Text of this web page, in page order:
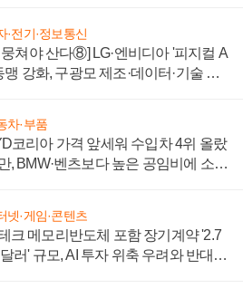
·전기·정보통신
뭉쳐야 산다⑧] LG·엔비디아 '피지컬 A
맹 강화, 구광모 제조·데이터·기술 결
차·부품
코리아 가격 앞세워 수입차 4위 올랐
, BMW·벤츠보다 높은 공임비에 소비
넷·게임·콘텐츠
크 메모리반도체 포함 장기계약 '2.7
러' 규모, AI 투자 위축 우려와 반대